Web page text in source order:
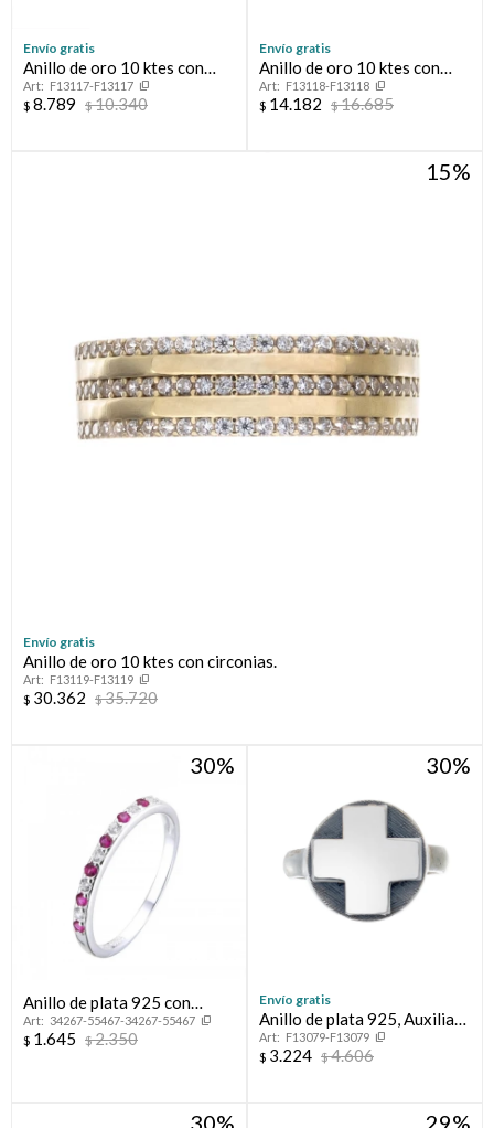
Envío gratis
Anillo de oro 10 ktes con
circonias, FLOT
F13117-F13117
$ 8.789 $10.340
Envío gratis
Anillo de oro 10 ktes con
circonias.
F13118-F13118
$ 14.182 $16.685
15
Envío gratis
Anillo de oro 10 ktes con circonias.
F13119-F13119
$ 30.362 $35.720
30
Anillo de plata 925 con
circonias, MEDIO SIN FIN.
34267-55467-34267-55467
$ 1.645 $2.350
30
Envío gratis
Anillo de plata 925, Auxiliar
de Enfermería.
F13079-F13079
$ 3.224 $4.606
30 29